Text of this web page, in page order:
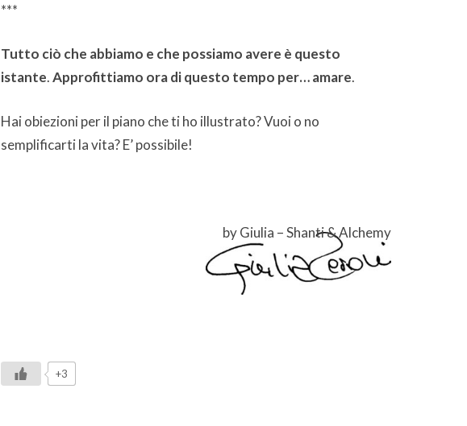
***
Tutto ciò che abbiamo e che possiamo avere è questo
istante.Approfittiamo ora di questo tempo per… amare.
Hai obiezioni per il piano che ti ho illustrato? Vuoi o no
semplificarti la vita? E’ possibile!
by Giulia – Shanti & Alchemy
+3